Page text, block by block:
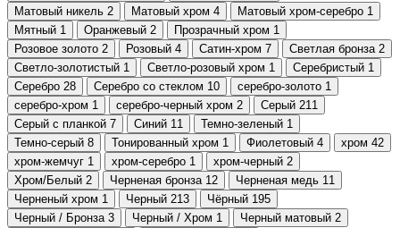
Матовый никель 2 Матовый хром 4 Матовый хром-серебро 1
Мятный 1 Оранжевый 2 Прозрачный хром 1
Розовое золото 2 Розовый 4 Сатин-хром 7 Светлая бронза 2
Светло-золотистый 1 Светло-розовый хром 1 Серебристый 1
Серебро 28 Серебро со стеклом 10 серебро-золото 1
серебро-хром 1 серебро-черный хром 2 Серый 211
Серый с планкой 7 Синий 11 Темно-зеленый 1
Темно-серый 8 Тонированный хром 1 Фиолетовый 4 хром 42
хром-жемчуг 1 хром-серебро 1 хром-черный 2
Хром/Белый 2 Черненая бронза 12 Черненая медь 11
Черненый хром 1 Черный 213 Чёрный 195
Черный / Бронза 3 Черный / Хром 1 Черный матовый 2